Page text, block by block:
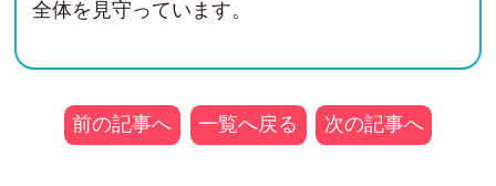
全体を見守っています。
前の記事へ 一覧へ戻る 次の記事へ